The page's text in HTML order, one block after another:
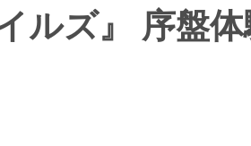
ルズ』 序盤